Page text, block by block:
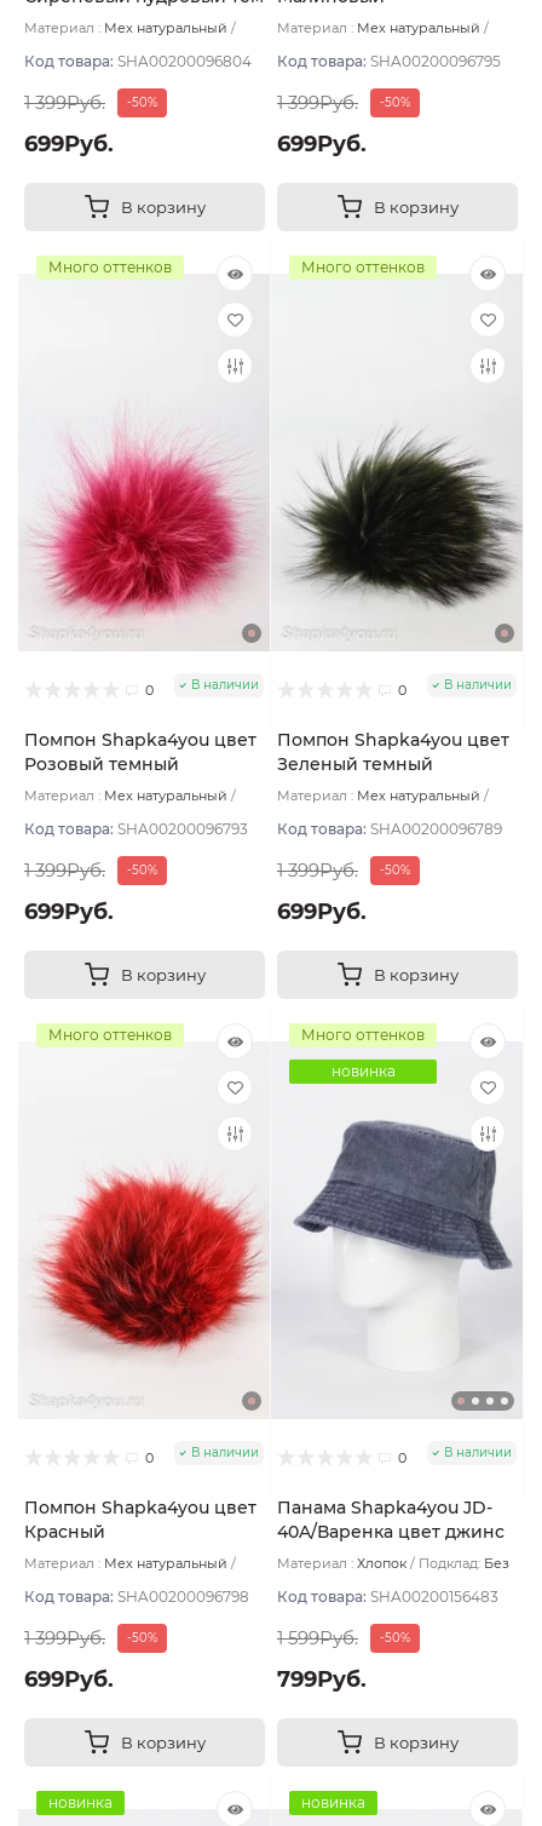
Материал : Мех натуральный
Код товара: SHA00200096804
1 399Руб. -50%
699Руб.
В корзину
Материал : Мех натуральный
Код товара: SHA00200096795
1 399Руб. -50%
699Руб.
В корзину
Много оттенков
0 В наличии
Помпон Shapka4you цвет
Розовый темный
Материал : Мех натуральный
Код товара: SHA00200096793
1 399Руб. -50%
699Руб.
В корзину
Много оттенков
0 В наличии
Помпон Shapka4you цвет
Зеленый темный
Материал : Мех натуральный
Код товара: SHA00200096789
1 399Руб. -50%
699Руб.
В корзину
Много оттенков
0 В наличии
Помпон Shapka4you цвет
Красный
Материал : Мех натуральный
Код товара: SHA00200096798
1 399Руб. -50%
699Руб.
В корзину
Много оттенков
новинка
0 В наличии
Панама Shapka4you JD-
40A/Варенка цвет джинс
Материал : Хлопок Подклад: Без
Код товара: SHA00200156483
1 599Руб. -50%
799Руб.
В корзину
новинка новинка